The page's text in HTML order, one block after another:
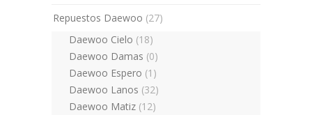
Repuestos Daewoo (27)
Daewoo Cielo (18)
Daewoo Damas (0)
Daewoo Espero (1)
Daewoo Lanos (32)
Daewoo Matiz (12)